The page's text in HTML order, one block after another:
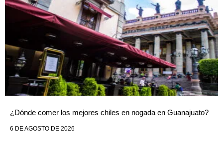
¿Dónde comer los mejores chiles en nogada en Guanajuato?
6 DE AGOSTO DE 2026